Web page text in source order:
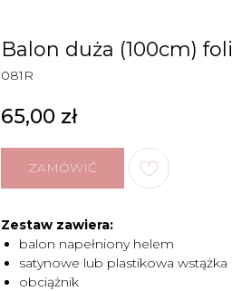
Balon duża (100cm)
081R
65,00 zł
ZAMÓWIĆ
Zestaw zawiera:
balon napełniony helem
satynowe lub plastikowa wstążka
obciążnik